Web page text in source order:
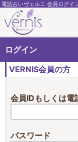
電話占いヴェルニ 会員ログイ
ログイン
VERNIS会員の方
会員IDもしくは電
パスワード